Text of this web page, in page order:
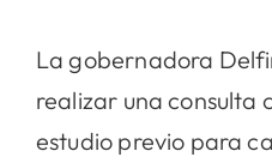
La gobernadora
realizar una consulta
estudio previo para